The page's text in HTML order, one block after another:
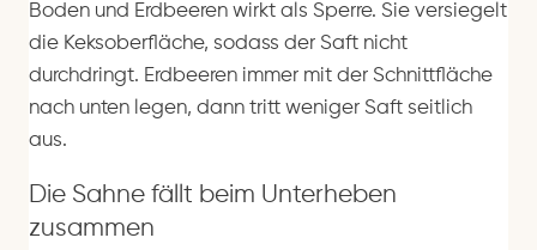
Boden und Erdbeeren wirkt als Sperre. Sie versiegelt
die Keksoberfläche, sodass der Saft nicht
durchdringt. Erdbeeren immer mit der Schnittfläche
nach unten legen, dann tritt weniger Saft seitlich
aus.
Die Sahne fällt beim Unterheben
zusammen